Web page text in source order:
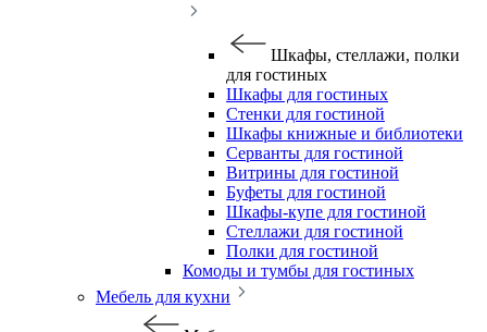
Шкафы, стеллажи, полки
для гостиных
Шкафы для гостиных
Стенки для гостиной
Шкафы книжные и библиотеки
Серванты для гостиной
Витрины для гостиной
Буфеты для гостиной
Шкафы-купе для гостиной
Стеллажи для гостиной
Полки для гостиной
Комоды и тумбы для гостиных
Мебель для кухни